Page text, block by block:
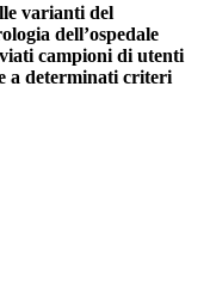
varianti del
dell’ospedale
campioni di utenti
a determinati criteri